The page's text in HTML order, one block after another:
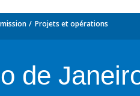
Projets et opérations
de